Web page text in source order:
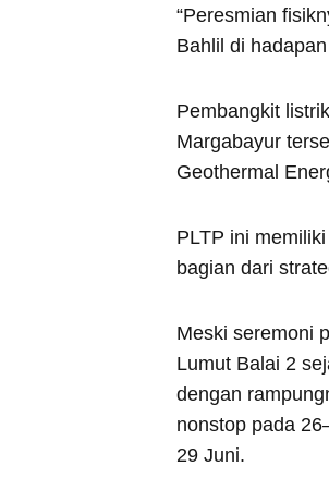
“Peresmian
Bahlil di
Pembangkit
Margabayur
Geothermal
PLTP ini
bagian dari
Meski seremoni
Lumut Balai 2
dengan
nonstop pada
29 Juni.